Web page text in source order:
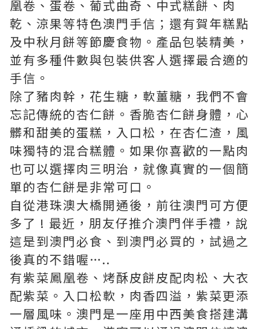
凰卷、蛋卷、葡式曲奇、中式糕餅、肉
乾、涼果等特色澳門手信 ；還有賀年糕點
及中秋月餅等節慶食物。產品包裝精美，
並有多種件數與包裝供客人選擇最合適的
手信。
除了豬肉幹，花生糖，軟薑糖，我們不會
忘記傳統的杏仁餅。香脆杏仁餅身體，心
髒和甜美的蛋糕，入口松，在杏仁渣，風
味獨特的混合糕體。如果你喜歡的一點肉
也可以選擇肉三明治，就像真實的一個簡
單的杏仁餅是非常可口。
自從港珠澳大橋開通後，前往澳門可方便
多了 ! 最近，朋友仔推介澳門伴手禮，說
這是到澳門必食 、到澳門必買的，試過之
後真的不錯喔…..
有紫菜鳳凰卷、烤酥皮餅皮配肉松、大衣
配紫菜。入口松軟，肉香四溢，紫菜更添
一層風味。澳門是一座用中西美食搭建溝